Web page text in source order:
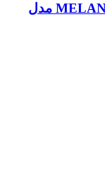
دستگاه بلیچینگ دندانپزشکی ملانی MELANIE مدل